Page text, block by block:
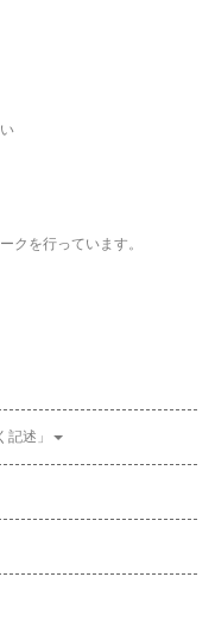
クを行っています。
述」